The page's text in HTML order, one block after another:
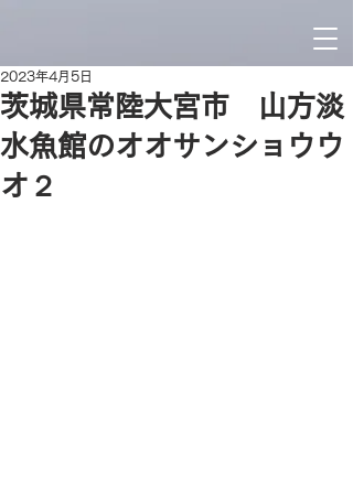
茨城県常陸大宮市 山方淡
水魚館のオオサンショウウ
オ２
2023年4月5日